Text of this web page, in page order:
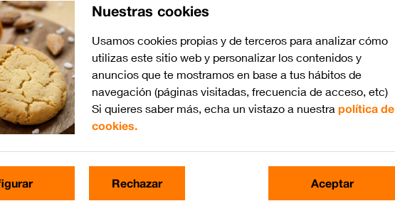
Busca por problema o tema
Nuestras cookies
Usamos cookies propias y de terceros para analizar cómo
utilizas este sitio web y personalizar los contenidos y
anuncios que te mostramos en base a tus hábitos de
navegación (páginas visitadas, frecuencia de acceso, etc)
Si quieres saber más, echa un vistazo a nuestra política de
cookies.
Rechazar Aceptar